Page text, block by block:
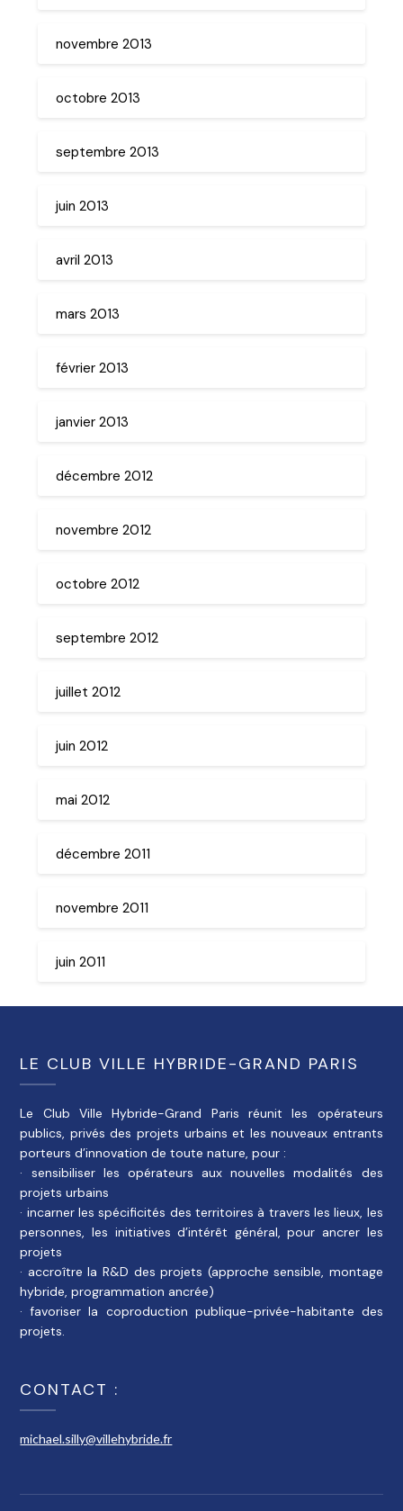
novembre 2013
octobre 2013
septembre 2013
juin 2013
avril 2013
mars 2013
février 2013
janvier 2013
décembre 2012
novembre 2012
octobre 2012
septembre 2012
juillet 2012
juin 2012
mai 2012
décembre 2011
novembre 2011
juin 2011
LE CLUB VILLE HYBRIDE-GRAND PARIS
Le Club Ville Hybride-Grand Paris réunit les opérateurs
publics, privés des projets urbains et les nouveaux entrants
porteurs d’innovation de toute nature, pour :
· sensibiliser les opérateurs aux nouvelles modalités des
projets urbains
· incarner les spécificités des territoires à travers les lieux, les
personnes, les initiatives d’intérêt général, pour ancrer les
projets
· accroître la R&D des projets (approche sensible, montage
hybride, programmation ancrée)
· favoriser la coproduction publique-privée-habitante des
projets.
CONTACT :
michael.silly@villehybride.fr